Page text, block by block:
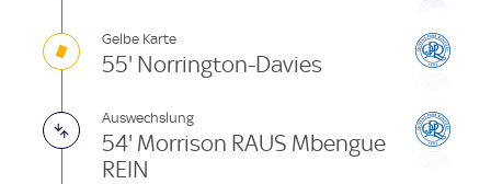
Gelbe Karte
55' Norrington-Davies
Auswechslung
54' Morrison RAUS Mbengue
REIN